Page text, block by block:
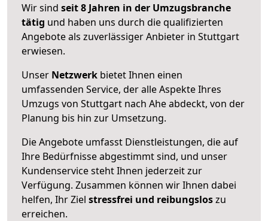
Wir sind seit 8 Jahren in der Umzugsbranche
tätig und haben uns durch die qualifizierten
Angebote als zuverlässiger Anbieter in Stuttgart
erwiesen.
Unser Netzwerk bietet Ihnen einen
umfassenden Service, der alle Aspekte Ihres
Umzugs von Stuttgart nach Ahe abdeckt, von der
Planung bis hin zur Umsetzung.
Die Angebote umfasst Dienstleistungen, die auf
Ihre Bedürfnisse abgestimmt sind, und unser
Kundenservice steht Ihnen jederzeit zur
Verfügung. Zusammen können wir Ihnen dabei
helfen, Ihr Ziel stressfrei und reibungsloszu
erreichen.